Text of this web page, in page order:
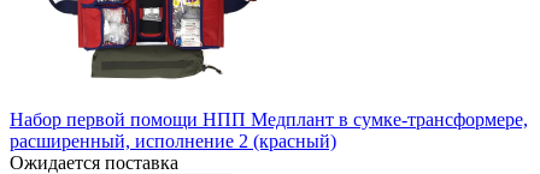
Набор первой помощи НПП Медплант в сумке-трансформере,
расширенный, исполнение 2 (красный)
Ожидается поставка